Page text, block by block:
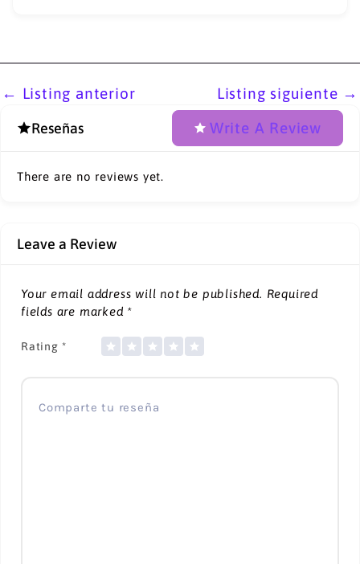
← Listing anterior Listing siguiente →
Reseñas Write A Review
There are no reviews yet.
Leave a Review
Your email address will not be published. Required
fields are marked *
Rating *